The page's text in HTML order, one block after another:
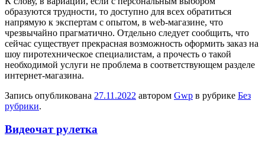
образуются трудности, то доступно для всех обратиться
напрямую к экспертам с опытом, в web-магазине, что
чрезвычайно прагматично. Отдельно следует сообщить, что
сейчас существует прекрасная возможность оформить заказ на
шоу пиротехническое специалистам, а прочесть о такой
необходимой услуги не проблема в соответствующем разделе
интернет-магазина.
Запись опубликована 27.11.2022 автором Gwp в рубрике Без
рубрики.
Видеочат рулетка